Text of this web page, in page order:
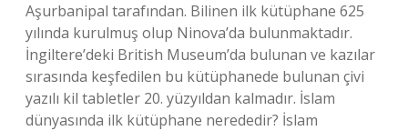
Aşurbanipal tarafından. Bilinen ilk kütüphane 625
yılında kurulmuş olup Ninova’da bulunmaktadır.
İngiltere’deki British Museum’da bulunan ve kazılar
sırasında keşfedilen bu kütüphanede bulunan çivi
yazılı kil tabletler 20. yüzyıldan kalmadır. İslam
dünyasında ilk kütüphane nerededir? İslam